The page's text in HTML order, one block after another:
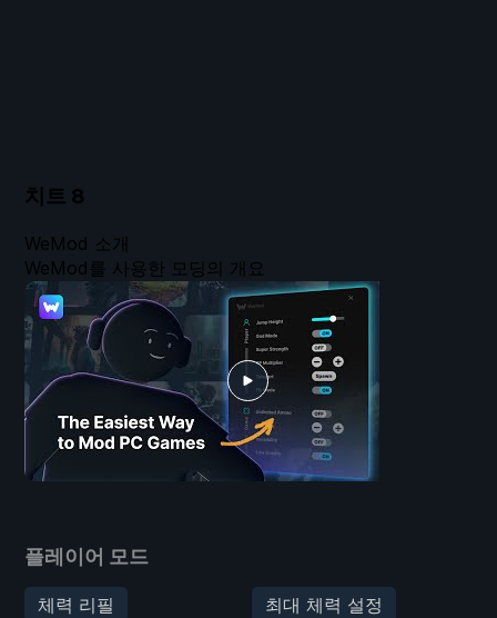
치트 8
플레이어 모드
체력 리필
최대 체력 설정
WeMod 소개
WeMod를 사용한 모딩의 개요